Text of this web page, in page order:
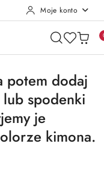
Moje konto
potem dodaj
spodenki
je
kimona.